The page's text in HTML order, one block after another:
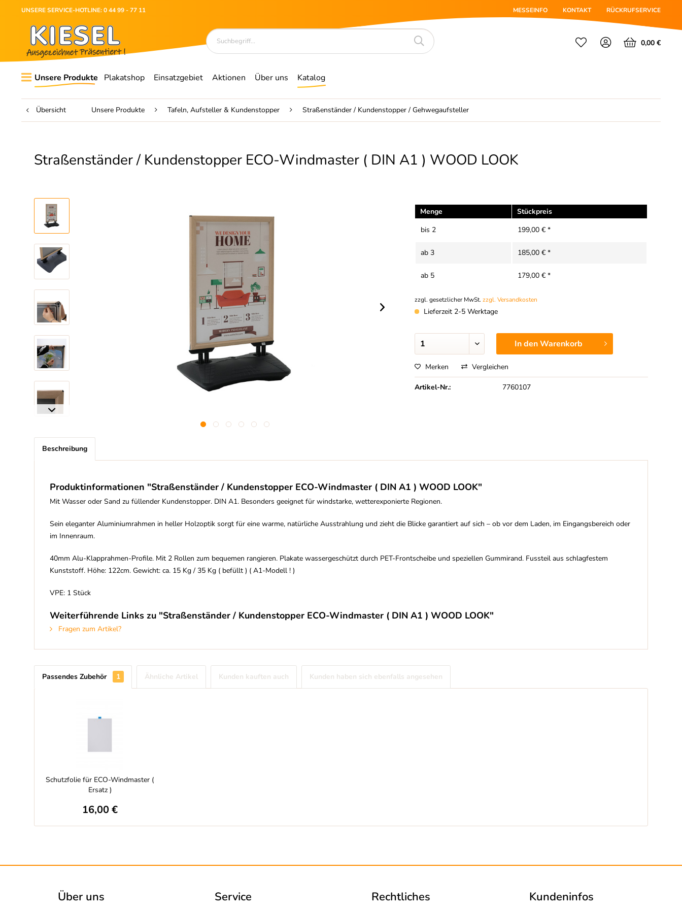
UNSERE SERVICE-HOTLINE: 0 44 99 - 77 11 MESSEINFO KONTAKT RÜCKRUFSERVICE
0,00 €
Unsere Produkte Plakatshop Einsatzgebiet Aktionen Über uns Katalog
Übersicht Unsere Produkte Tafeln, Aufsteller & Kundenstopper Straßenständer / Kundenstopper / Gehwegaufsteller
Straßenständer / Kundenstopper ECO-Windmaster ( DIN A1 ) WOOD LOOK
Menge
Stückpreis
bis 2 199,00 € *
ab3 185,00 € *
ab 5 179,00 € *
zzgl. gesetzlicher MwSt.zzgl. Versandkosten
Lieferzeit 2-5 Werktage
In denWarenkorb
Merken Vergleichen
Artikel-Nr.: 7760107
Beschreibung
Produktinformationen "Straßenständer / Kundenstopper ECO-Windmaster ( DIN A1 ) WOOD LOOK"
Mit Wasser oder Sand zu füllender Kundenstopper. DIN A1. Besonders geeignet für windstarke, wetterexponierte Regionen.
Sein eleganter Aluminiumrahmen in heller Holzoptik sorgt für eine warme, natürliche Ausstrahlung und zieht die Blicke garantiert auf sich – ob vor dem Laden, im Eingangsbereich oder
im Innenraum.
40mm Alu-Klapprahmen-Profile. Mit 2 Rollen zum bequemen rangieren. Plakate wassergeschützt durch PET-Frontscheibe und speziellen Gummirand. Fussteil aus schlagfestem
Kunststoff. Höhe: 122cm. Gewicht: ca. 15 Kg / 35 Kg ( befüllt ) ( A1-Modell ! )
VPE: 1 Stück
Weiterführende Links zu "Straßenständer / Kundenstopper ECO-Windmaster ( DIN A1 ) WOOD LOOK"
Fragen zum Artikel?
Passendes Zubehör 1 Ähnliche Artikel Kunden kauften auch Kunden haben sich ebenfalls angesehen
Schutzfolie für ECO-Windmaster (
Ersatz )
16,00 €
Über uns Service Rechtliches Kundeninfos